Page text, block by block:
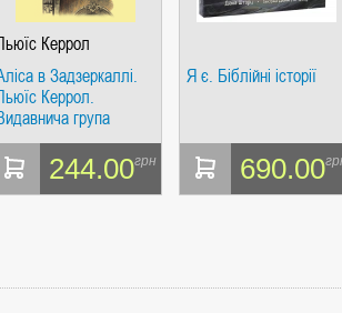
Керрол
в Задзеркаллі.
Керрол.
група
244.00грн
Я є. Біблійні історії
690.00